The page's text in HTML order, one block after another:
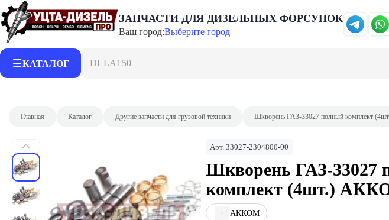
ЗАПЧАСТИ ДЛЯ ДИЗЕЛЬНЫХ ФОРСУНОК
Ваш город:Выберите город
КАТАЛОГ DLLA150P215
Главная Каталог Другие запчасти для грузовой техники Шкворень ГАЗ-33027 полный комплект
Арт. 33027-2304800-00
Шкворень ГАЗ-33027
комплект (4шт.)
АККОМ